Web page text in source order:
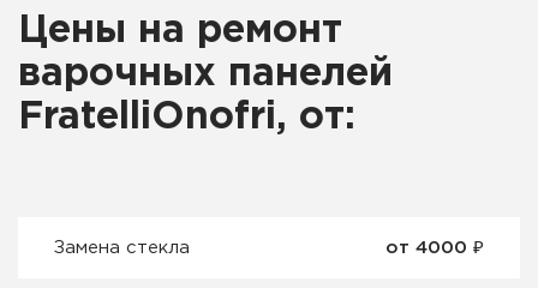
Цены на ремонт
варочных панелей
FratelliOnofri, от:
Замена стекла от 4000 ₽